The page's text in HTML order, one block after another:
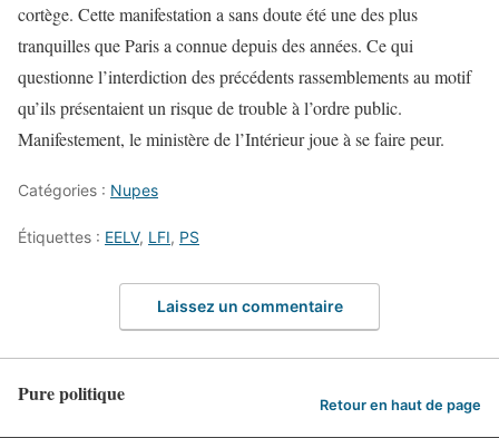
cortège. Cette manifestation a sans doute été une des plus
tranquilles que Paris a connue depuis des années. Ce qui
questionne l’interdiction des précédents rassemblements au motif
qu’ils présentaient un risque de trouble à l’ordre public.
Manifestement, le ministère de l’Intérieur joue à se faire peur.
Catégories : Nupes
Étiquettes : EELV, LFI, PS
Laissez un commentaire
Pure politique Retour en haut de page